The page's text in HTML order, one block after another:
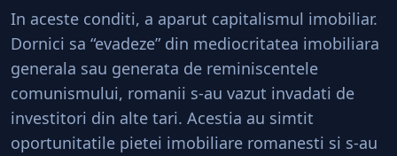
In aceste conditi, a aparut capitalismul imobiliar.
Dornici sa “evadeze” din mediocritatea imobiliara
generala sau generata de reminiscentele
comunismului, romanii s-au vazut invadati de
investitori din alte tari. Acestia au simtit
oportunitatile pietei imobiliare romanesti si s-au